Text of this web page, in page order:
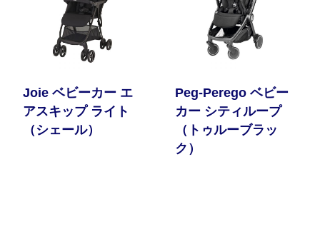
Joie ベビーカー エ
アスキップ ライト
（シェール）
Peg-Perego ベビー
カー シティループ
（トゥルーブラッ
ク）